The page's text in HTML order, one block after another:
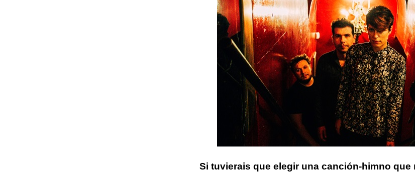
Si tuvierais que elegir una canción-himno que